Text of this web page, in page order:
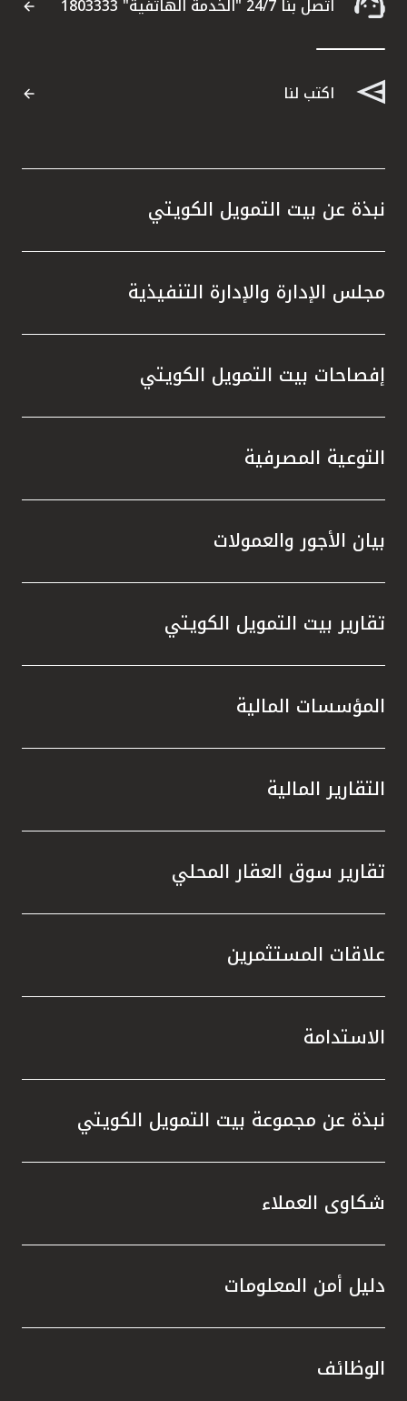
اتصل بنا 24/7 "الخدمة الهاتفية" 1803333
اكتب لنا
نبذة عن بيت التمويل الكويتي
مجلس الإدارة والإدارة التنفيذية
إفصاحات بيت التمويل الكويتي
التوعية المصرفية
بيان الأجور والعمولات
تقارير بيت التمويل الكويتي
المؤسسات المالية
التقارير المالية
تقارير سوق العقار المحلي
علاقات المستثمرين
الاستدامة
نبذة عن مجموعة بيت التمويل الكويتي
شكاوى العملاء
دليل أمن المعلومات
الوظائف